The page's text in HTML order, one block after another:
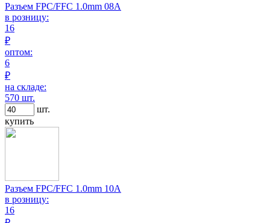
Разъем FPC/FFC 1.0mm 08A
в розницу:
16
₽
оптом:
6
₽
на складе:
570 шт.
шт.
купить
Разъем FPC/FFC 1.0mm 10A
в розницу:
16